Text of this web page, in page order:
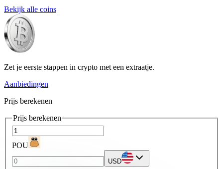
Bekijk alle coins
Zet je eerste stappen in crypto met een extraatje.
Aanbiedingen
Prijs berekenen
Prijs berekenen
POU
USD